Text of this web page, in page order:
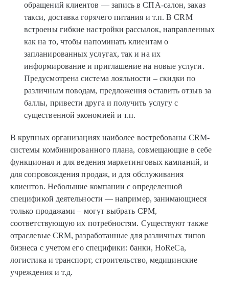
обращений клиентов — запись в СПА-салон, заказ
такси, доставка горячего питания и т.п. В CRM
встроены гибкие настройки рассылок, направленных
как на то, чтобы напоминать клиентам о
запланированных услугах, так и на их
информирование и приглашение на новые услуги.
Предусмотрена система лояльности – скидки по
различным поводам, предложения оставить отзыв за
баллы, привести друга и получить услугу с
существенной экономией и т.п.
В крупных организациях наиболее востребованы CRM-
системы комбинированного плана, совмещающие в себе
функционал и для ведения маркетинговых кампаний, и
для сопровождения продаж, и для обслуживания
клиентов. Небольшие компании с определенной
спецификой деятельности — например, занимающиеся
только продажами – могут выбрать СРМ,
соответствующую их потребностям. Существуют также
отраслевые CRM, разработанные для различных типов
бизнеса с учетом его специфики: банки, HoReCa,
логистика и транспорт, строительство, медицинские
учреждения и т.д.